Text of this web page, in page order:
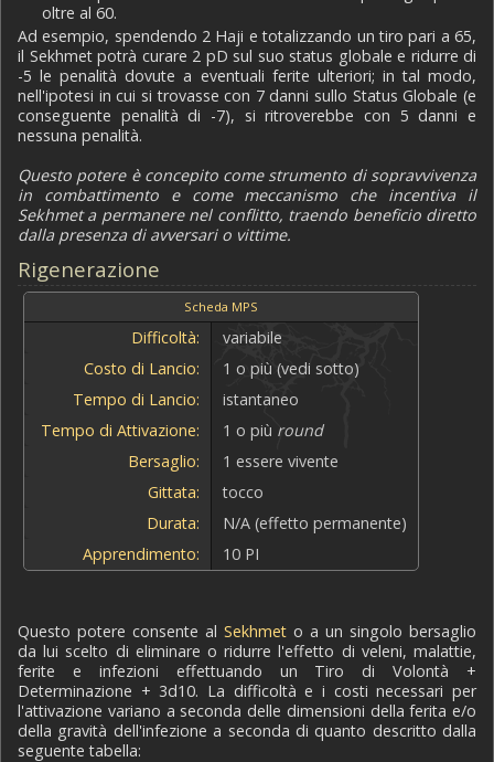
oltre al 60.
Ad esempio, spendendo 2 Haji e totalizzando un tiro pari a 65,
il Sekhmet potrà curare 2 pD sul suo status globale e ridurre di
-5 le penalità dovute a eventuali ferite ulteriori; in tal modo,
nell'ipotesi in cui si trovasse con 7 danni sullo Status Globale (e
conseguente penalità di -7), si ritroverebbe con 5 danni e
nessuna penalità.
Questo potere è concepito come strumento di sopravvivenza
in combattimento e come meccanismo che incentiva il
Sekhmet a permanere nel conflitto, traendo beneficio diretto
dalla presenza di avversari o vittime.
Rigenerazione
Scheda MPS
Difficoltà:
variabile
Costo di Lancio:
1 o più (vedi sotto)
Tempo di Lancio:
istantaneo
Tempo di Attivazione:
1 o più round
Bersaglio:
1 essere vivente
Gittata:
tocco
Durata:
N/A (effetto permanente)
Apprendimento:
10 PI
Questo potere consente al Sekhmet o a un singolo bersaglio
da lui scelto di eliminare o ridurre l'effetto di veleni, malattie,
ferite e infezioni effettuando un Tiro di Volontà +
Determinazione + 3d10. La difficoltà e i costi necessari per
l'attivazione variano a seconda delle dimensioni della ferita e/o
della gravità dell'infezione a seconda di quanto descritto dalla
seguente tabella: